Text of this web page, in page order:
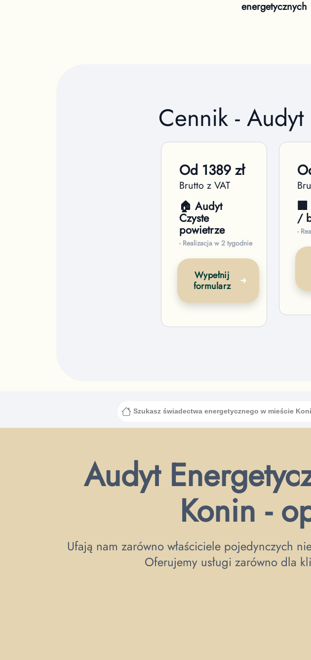
energetycznych
Cennik -
Od 1389zł
Brutto z VAT
🏠 Audyt
Czyste
powietrze
- Realizacja w 2 tygodnie
Wypełnij
formularz
/
-
Szukasz świadectwa energetycznegow mieście
Audyt
Konin -
Ufają nam zarówno właściciele pojedynczych
Oferujemy usługi zarówno dla